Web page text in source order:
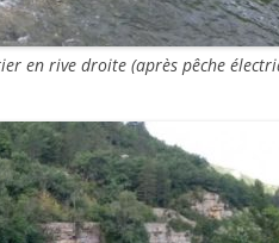
en rive droite (après pêche